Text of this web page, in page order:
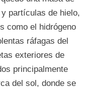
partículas de hielo,
como el hidrógeno
ráfagas del
exteriores de
principalmente
del sol, donde se